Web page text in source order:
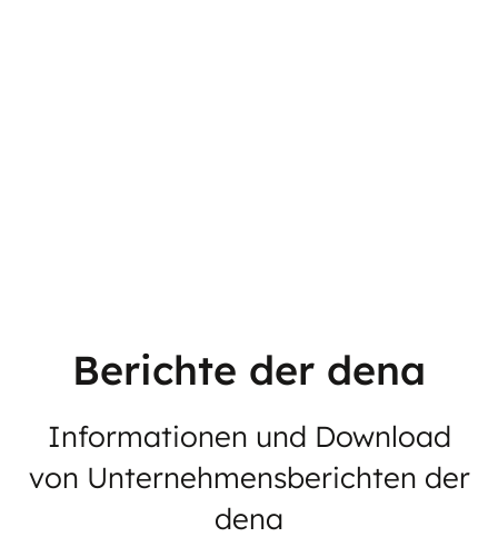
Berichte der dena
Informationen und Download
von Unternehmensberichten der
dena